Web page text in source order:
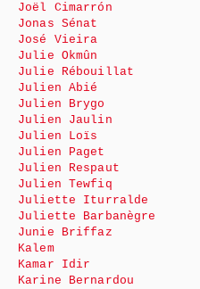
Joël Cimarrón
Jonas Sénat
José Vieira
Julie Okmûn
Julie Rébouillat
Julien Abié
Julien Brygo
Julien Jaulin
Julien Loïs
Julien Paget
Julien Respaut
Julien Tewfiq
Juliette Iturralde
Juliette Barbanègre
Junie Briffaz
Kalem
Kamar Idir
Karine Bernardou